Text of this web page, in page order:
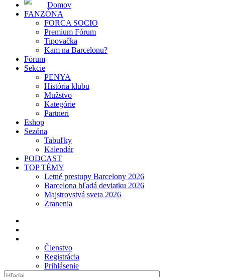
Domov
FANZÓNA
FORCA SOCIO
Premium Fórum
Tipovačka
Kam na Barcelonu?
Fórum
Sekcie
PENYA
História klubu
Mužstvo
Kategórie
Partneri
Eshop
Sezóna
Tabuľky
Kalendár
PODCAST
TOP TÉMY
Letné prestupy Barcelony 2026
Barcelona hľadá deviatku 2026
Majstrovstvá sveta 2026
Zranenia
Členstvo
Registrácia
Prihlásenie